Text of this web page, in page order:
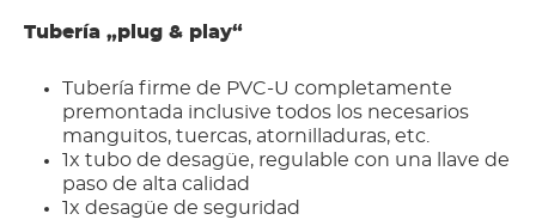
Tubería „plug & play“
Tubería firme de PVC-U completamente
premontada inclusive todos los necesarios
manguitos, tuercas, atornilladuras, etc.
1x tubo de desagüe, regulable con una llave de
paso de alta calidad
1x desagüe de seguridad